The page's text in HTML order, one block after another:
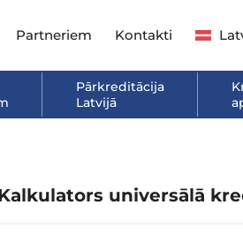
Partneriem Kontakti
Pārkreditācija
Latvijā
universālā